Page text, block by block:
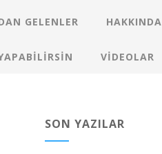
GELENLER HAKKINDA
VIDEOLAR
SON YAZILAR